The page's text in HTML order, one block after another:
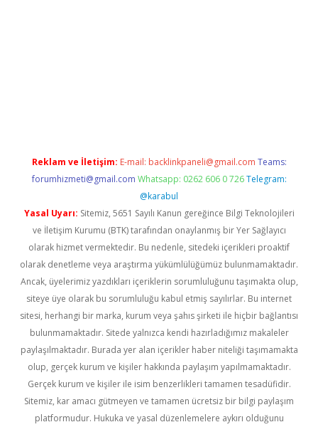
Reklam ve İletişim: E-mail: backlinkpaneli@gmail.com Teams:
forumhizmeti@gmail.com Whatsapp: 0262 606 0 726 Telegram:
@karabul
Yasal Uyarı: Sitemiz, 5651 Sayılı Kanun gereğince Bilgi Teknolojileri
ve İletişim Kurumu (BTK) tarafından onaylanmış bir Yer Sağlayıcı
olarak hizmet vermektedir. Bu nedenle, sitedeki içerikleri proaktif
olarak denetleme veya araştırma yükümlülüğümüz bulunmamaktadır.
Ancak, üyelerimiz yazdıkları içeriklerin sorumluluğunu taşımakta olup,
siteye üye olarak bu sorumluluğu kabul etmiş sayılırlar. Bu internet
sitesi, herhangi bir marka, kurum veya şahıs şirketi ile hiçbir bağlantısı
bulunmamaktadır. Sitede yalnızca kendi hazırladığımız makaleler
paylaşılmaktadır. Burada yer alan içerikler haber niteliği taşımamakta
olup, gerçek kurum ve kişiler hakkında paylaşım yapılmamaktadır.
Gerçek kurum ve kişiler ile isim benzerlikleri tamamen tesadüfidir.
Sitemiz, kar amacı gütmeyen ve tamamen ücretsiz bir bilgi paylaşım
platformudur. Hukuka ve yasal düzenlemelere aykırı olduğunu